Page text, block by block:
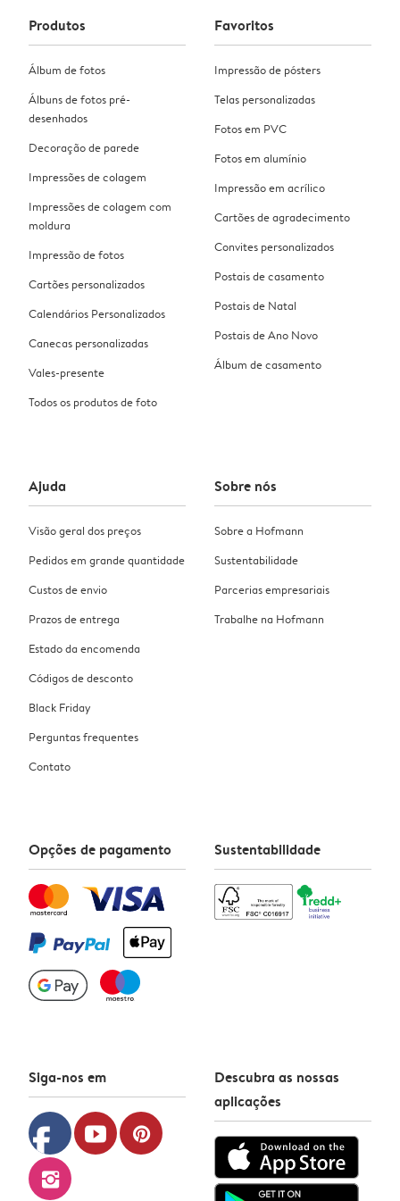
Produtos
Álbum de fotos
Álbuns de fotos pré-
desenhados
Decoração de parede
Impressões de colagem
Impressões de colagem com
moldura
Impressão de fotos
Cartões personalizados
Calendários Personalizados
Canecas personalizadas
Vales-presente
Todos os produtos de foto
Favoritos
Impressão de pósters
Telas personalizadas
Fotos em PVC
Fotos em alumínio
Impressão em acrílico
Cartões de agradecimento
Convites personalizados
Postais de casamento
Postais de Natal
Postais de Ano Novo
Álbum de casamento
Ajuda
Visão geral dos preços
Pedidos em grande quantidade
Custos de envio
Prazos de entrega
Estado da encomenda
Códigos de desconto
Black Friday
Perguntas frequentes
Contato
Sobre nós
Sobre a Hofmann
Sustentabilidade
Parcerias empresariais
Trabalhe na Hofmann
Opções de pagamento Sustentabilidade
Siga-nos em
facebook youtube pinterest
instagram
Descubra as nossas
aplicações